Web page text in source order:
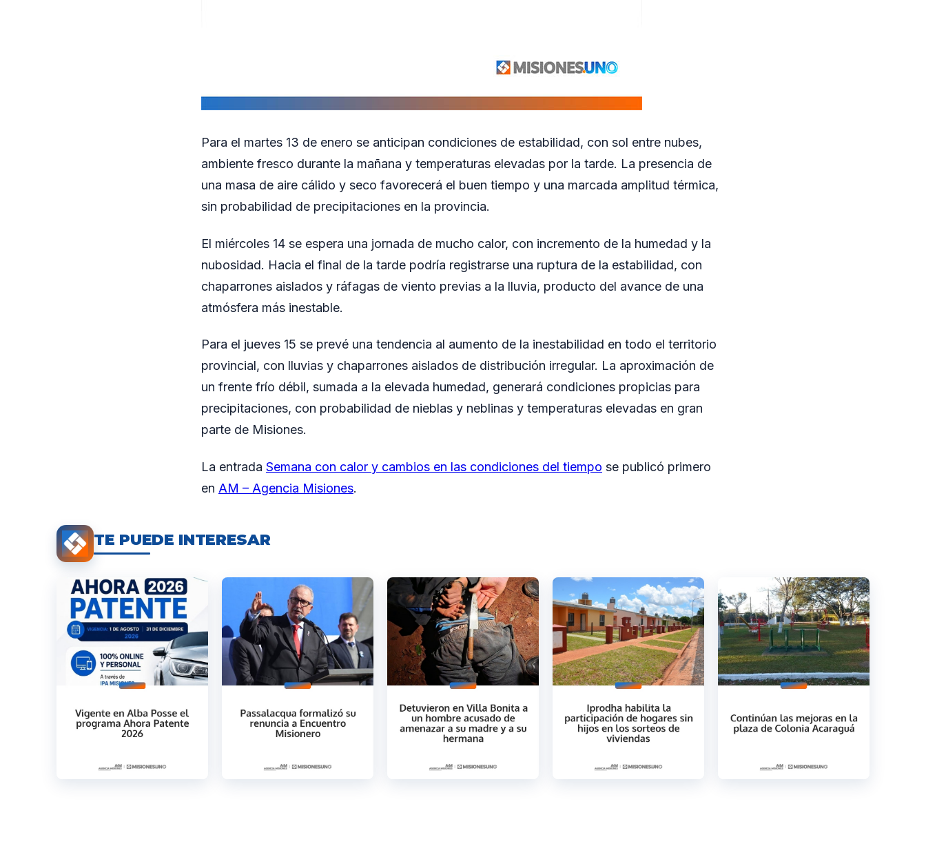
Para el martes 13 de enero se anticipan condiciones de estabilidad, con sol entre nubes,
ambiente fresco durante la mañana y temperaturas elevadas por la tarde. La presencia de
una masa de aire cálido y seco favorecerá el buen tiempo y una marcada amplitud térmica,
sin probabilidad de precipitaciones en la provincia.
El miércoles 14 se espera una jornada de mucho calor, con incremento de la humedad y la
nubosidad. Hacia el final de la tarde podría registrarse una ruptura de la estabilidad, con
chaparrones aislados y ráfagas de viento previas a la lluvia, producto del avance de una
atmósfera más inestable.
Para el jueves 15 se prevé una tendencia al aumento de la inestabilidad en todo el territorio
provincial, con lluvias y chaparrones aislados de distribución irregular. La aproximación de
un frente frío débil, sumada a la elevada humedad, generará condiciones propicias para
precipitaciones, con probabilidad de nieblas y neblinas y temperaturas elevadas en gran
parte de Misiones.
La entrada Semana con calor y cambios en las condiciones del tiempo se publicó primero
en AM – Agencia Misiones.
TE PUEDE INTERESAR